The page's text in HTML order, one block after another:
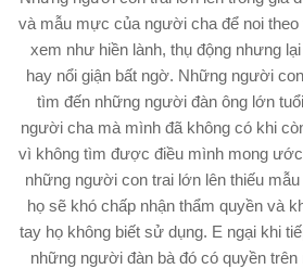
và mẫu mực của người cha để noi
xem như hiền lành, thụ động nhưng
hay nổi giận bất ngờ. Những người
tìm đến những người đàn ông lớn
người cha mà mình đã không có khi
vì không tìm được điều mình mong
những người con trai lớn lên thiếu
họ sẽ khó chấp nhận thẩm quyền và
tay họ không biết sử dụng. E ngại khi
những người đàn bà đó có quyền